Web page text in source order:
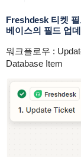
Freshdesk 티켓
베이스의 필드 업
워크플로우 :
Database Item